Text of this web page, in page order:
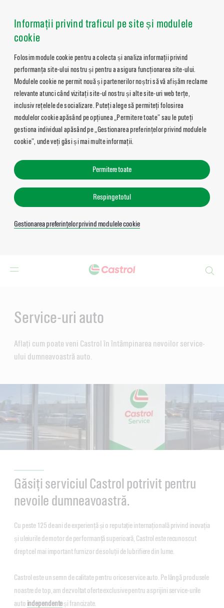
Informații privind traficul pe site și modulele
cookie
Folosim module cookie pentru a colecta și analiza informații privind
performanța site-ului nostru și pentru a asigura funcționarea site-ului.
Modulele cookie ne permit nouă și partenerilor noștri să vă afișăm reclame
relevante atunci când vizitați site-ul nostru și alte site-uri web terțe,
inclusiv rețelele de socializare. Puteți alege să permiteți folosirea
modulelor cookie apăsând pe opțiunea „Permitere toate” sau le puteți
gestiona individual apăsând pe „Gestionarea preferințelor privind modulele
cookie”, unde veți găsi și mai multe informații.
Permitere toate
Respinge totul
Gestionarea preferințelor privind modulele cookie
Service-uri auto
Aflați cum poate veni Castrol în întâmpinarea nevoilor service-
ului dumneavoastră auto.
Găsiți serviciul Castrol potrivit pentru
nevoile dumneavoastră.
Cu peste 125 de ani de experiență și o reputație internațională privind inovația
și uleiurile de motor de performanță superioară, Castrol este recunoscut
drept cel mai important furnizor de soluții de lubrifiere din lume.
Castrol este un semn de calitate pentru orice service auto. Pe lângă produsele
noastre de top, am dezvoltat oferte exclusive pentru a sprijini service-urile
auto independenteși francizate.